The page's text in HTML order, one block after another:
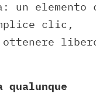
elemento
clic,